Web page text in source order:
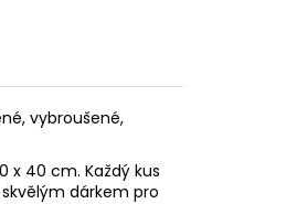
vybroušené,
x 40 cm. Každý kus
dárkem pro